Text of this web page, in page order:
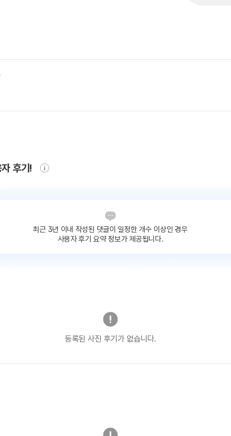
후기!
최근 3년 이내 작성된 댓글이 일정한 개수 이상인 경우
사용자 후기 요약 정보가 제공됩니다.
등록된 사진 후기가 없습니다.